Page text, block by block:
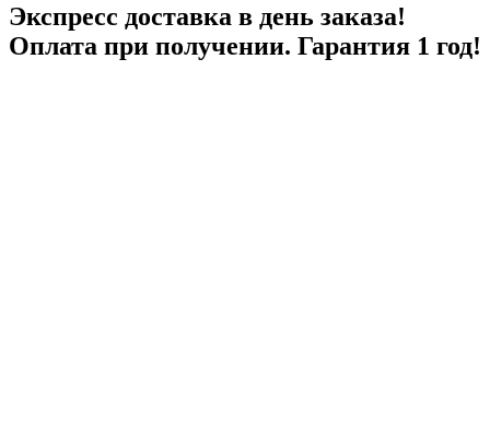
Экспресс доставка в день заказа!
Оплата при получении. Гарантия 1 год!